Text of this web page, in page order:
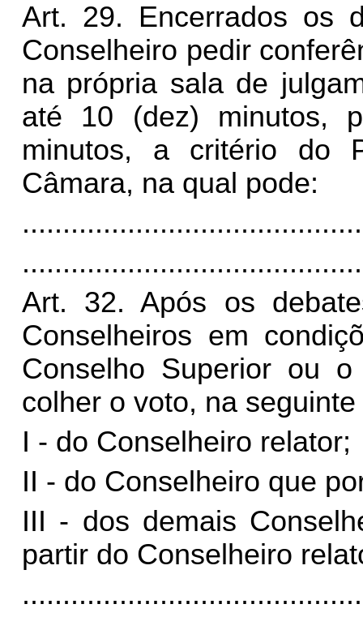
Art. 29. Encerrados os
Conselheiro pedir
na própria sala de
até 10 (dez) minutos,
minutos, a critério do
Câmara, na qual pode:
Art. 32. Após os
Conselheiros em
Conselho Superior ou
colher o voto, na
I - do Conselheiro relator;
II - do Conselheiro que
III - dos demais
partir do Conselheiro